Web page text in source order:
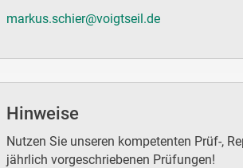
markus.schier@voigtseil.de
Hinweise
Nutzen Sie unseren kompetenten Prüf-,
jährlich vorgeschriebenen Prüfungen!